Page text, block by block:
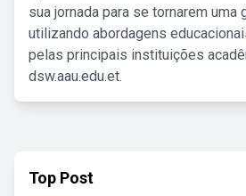
sua jornada para se tornarem uma
utilizando abordagens
pelas principais instituições
dsw.aau.edu.et.
Top Post